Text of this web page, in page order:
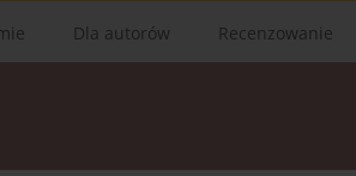
Dla autorów Recenzowanie